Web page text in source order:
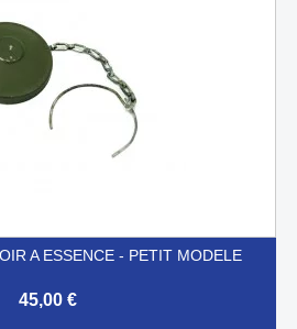
A ESSENCE - PETIT MODELE
45,00 €